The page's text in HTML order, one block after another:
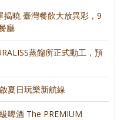
揭曉 臺灣餐飲大放異彩，9
廳
蒸餾所正式動工，預
夏日玩樂新航線
啤酒 The PREMIUM